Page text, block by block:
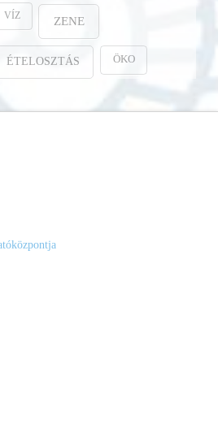
VÍZ ZENE
ÉTELOSZTÁS ÖKO